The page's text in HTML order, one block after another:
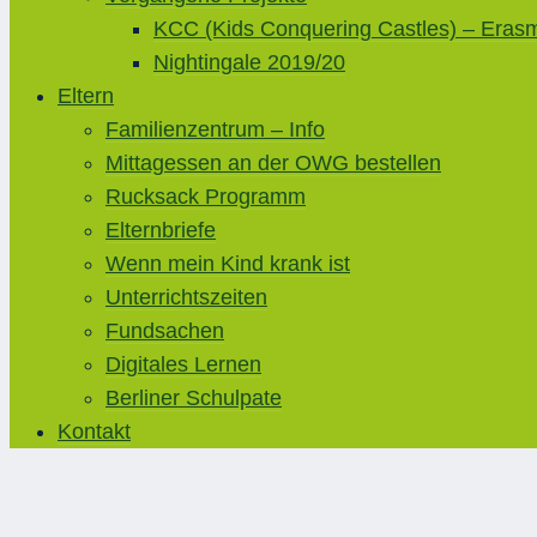
KCC (Kids Conquering Castles) –
Nightingale 2019/20
Eltern
Familienzentrum – Info
Mittagessen an der OWG bestellen
Rucksack Programm
Elternbriefe
Wenn mein Kind krank ist
Unterrichtszeiten
Fundsachen
Digitales Lernen
Berliner Schulpate
Kontakt